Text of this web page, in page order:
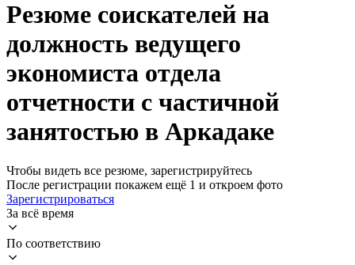
Резюме соискателей на
должность ведущего
экономиста отдела
отчетности с частичной
занятостью в Аркадаке
Чтобы видеть все резюме, зарегистрируйтесь
После регистрации покажем ещё 1 и откроем фото
Зарегистрироваться
За всё время
По соответствию